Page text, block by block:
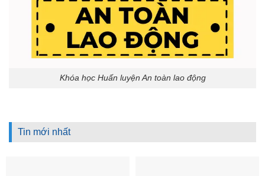
Khóa học Huấn luyện An toàn lao động
Tin mới nhất